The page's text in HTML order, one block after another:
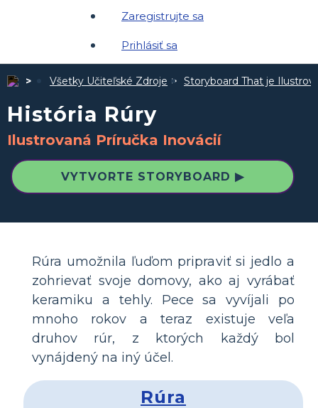
Zaregistrujte sa
Prihlásiť sa
Všetky Učiteľské Zdroje Storyboard That je
História Rúry
Ilustrovaná Príručka Inovácií
VYTVORTE STORYBOARD ▶
Rúra umožnila ľuďom pripraviť si jedlo a
zohrievať svoje domovy, ako aj vyrábať
keramiku a tehly. Pece sa vyvíjali po
mnoho rokov a teraz existuje veľa
druhov rúr, z ktorých každý bol
vynájdený na iný účel.
Rúra